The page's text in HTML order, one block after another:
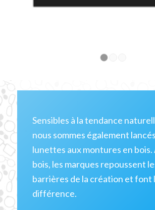
Sensibles à la tendance
nous sommes également
lunettes aux montures en bois.
bois, les marques repoussent
barrières de la création et font
différence.